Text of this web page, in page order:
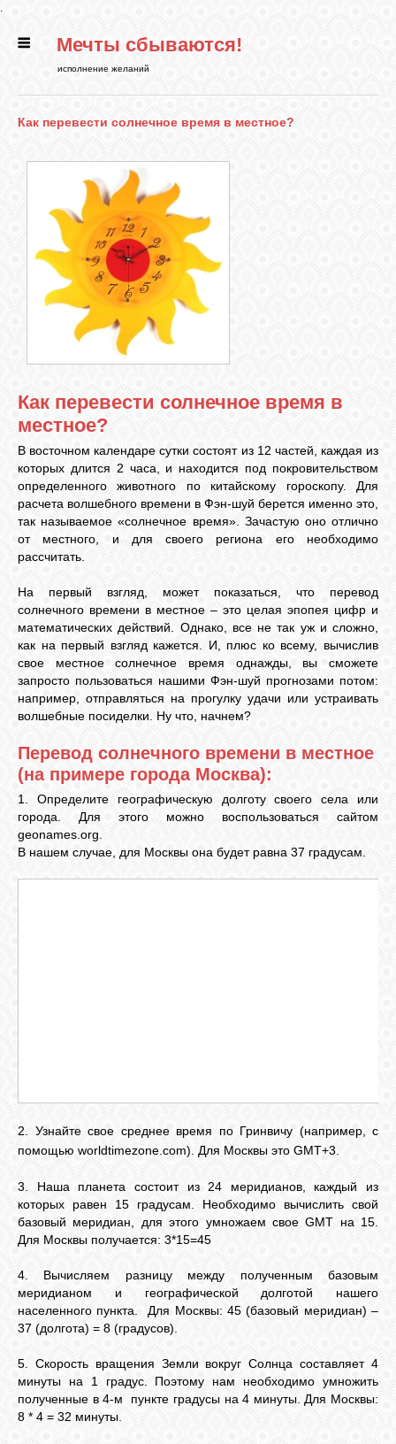
.
ГЛАВНАЯ
БИБЛИОТЕКА
ФЭН-ШУЙ
КАРТА
ЖЕЛАНИЙ
ФОРУМ
ВХОД
Мечты сбываются!
исполнение желаний
Как перевести солнечное время в местное?
Как перевести солнечное время в
местное?
В восточном календаре сутки состоят из 12 частей, каждая из
которых длится 2 часа, и находится под покровительством
определенного животного по китайскому гороскопу. Для
расчета волшебного времени в Фэн-шуй берется именно это,
так называемое «солнечное время». Зачастую оно отлично
от местного, и для своего региона его необходимо
рассчитать.
На первый взгляд, может показаться, что перевод
солнечного времени в местное – это целая эпопея цифр и
математических действий. Однако, все не так уж и сложно,
как на первый взгляд кажется. И, плюс ко всему, вычислив
свое местное солнечное время однажды, вы сможете
запросто пользоваться нашими Фэн-шуй прогнозами потом:
например, отправляться на прогулку удачи или устраивать
волшебные посиделки. Ну что, начнем?
Перевод солнечного времени в местное
(на примере города Москва):
1. Определите географическую долготу своего села или
города. Для этого можно воспользоваться сайтом
geonames.org.
В нашем случае, для Москвы она будет равна 37 градусам.
2. Узнайте свое среднее время по Гринвичу (например, с
помощью worldtimezone.com). Для Москвы это GMT+3.
3. Наша планета состоит из 24 меридианов, каждый из
которых равен 15 градусам. Необходимо вычислить свой
базовый меридиан, для этого умножаем свое GMT на 15.
Для Москвы получается: 3*15=45
4. Вычисляем разницу между полученным базовым
меридианом и географической долготой нашего
населенного пункта. Для Москвы: 45 (базовый меридиан) –
37 (долгота) = 8 (градусов).
5. Скорость вращения Земли вокруг Солнца составляет 4
минуты на 1 градус. Поэтому нам необходимо умножить
полученные в 4-м пункте градусы на 4 минуты. Для Москвы:
8 * 4 = 32 минуты.